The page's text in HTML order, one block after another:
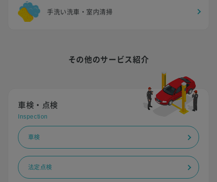
手洗い洗車・室内清掃
その他のサービス紹介
車検・点検
Inspection
車検
法定点検